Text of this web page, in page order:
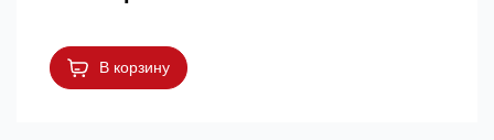
В корзину